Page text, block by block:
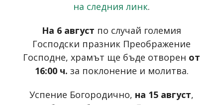
на следния линк.
На 6 август по случай големия
Господски празник Преображение
Господне, храмът ще бъде отворен от
16:00 ч. за поклонение и молитва.
Успение Богородично, на 15 август,